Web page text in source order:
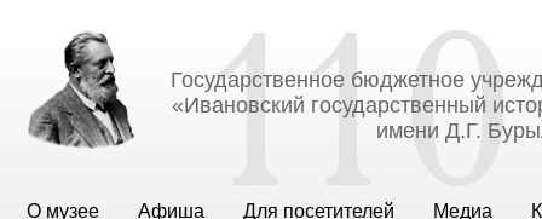
Государственное бюджетное
«Ивановский государственный
имени Д.Г.
О музее Афиша Для посетителей Медиа